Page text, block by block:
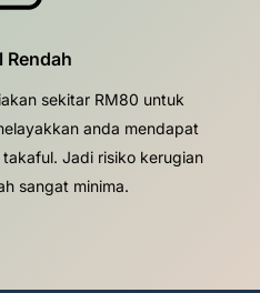
Rendah
sekitar RM80 untuk
anda mendapat
Jadi risiko kerugian
sangat minima.